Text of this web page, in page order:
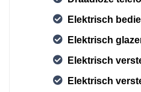
Elektrisch
Elektrisch
Elektrisch
Elektrisch